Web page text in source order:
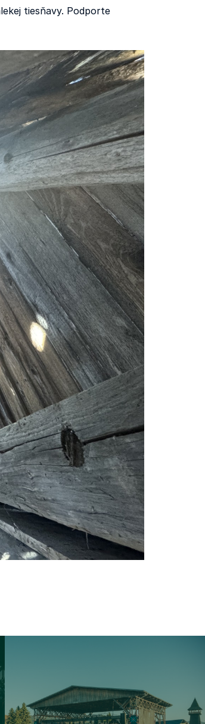
tiesňavy. Podporte